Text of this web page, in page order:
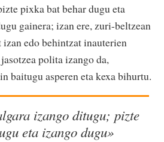
pixka bat behar dugu eta
gainera; izan ere, zuri-beltzean
edo behintzat inauterien
polita izango da,
baitugu asperen eta kexa bihurtu.
izango ditugu; pizte
eta izango dugu»